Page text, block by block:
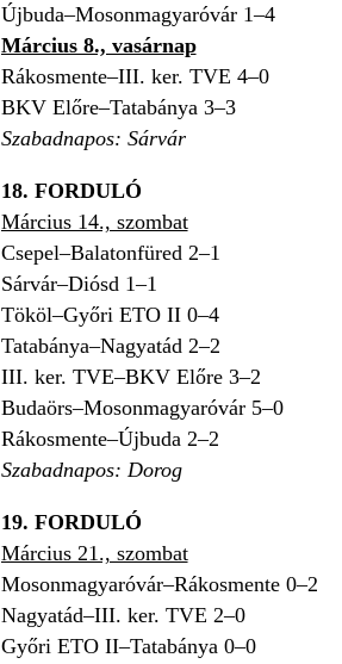
Újbuda–Mosonmagyaróvár 1–4
Március 8., vasárnap
Rákosmente–III. ker. TVE 4–0
BKV Előre–Tatabánya 3–3
Szabadnapos: Sárvár
18. FORDULÓ
Március 14., szombat
Csepel–Balatonfüred 2–1
Sárvár–Diósd 1–1
Tököl–Győri ETO II 0–4
Tatabánya–Nagyatád 2–2
III. ker. TVE–BKV Előre 3–2
Budaörs–Mosonmagyaróvár 5–0
Rákosmente–Újbuda 2–2
Szabadnapos: Dorog
19. FORDULÓ
Március 21., szombat
Mosonmagyaróvár–Rákosmente 0–2
Nagyatád–III. ker. TVE 2–0
Győri ETO II–Tatabánya 0–0